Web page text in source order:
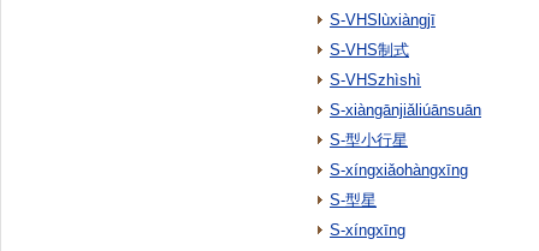
S-VHSlùxiàngjī
S-VHS制式
S-VHSzhìshì
S-xiàngānjiǎliúānsuān
S-型小行星
S-xíngxiǎohàngxīng
S-型星
S-xíngxīng